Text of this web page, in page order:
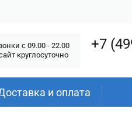
c 09.00 - 22.00
круглосуточно
+7
и оплата